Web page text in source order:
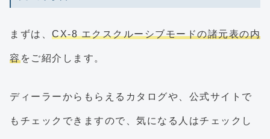
まずは、 CX-8 エクスクルーシブモードの諸元表の内
容をご紹介します。
ディーラーからもらえるカタログや、公式サイトで
もチェックできますので、気になる人はチェックし